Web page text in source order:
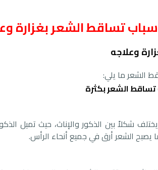
تساقط الشعر بغزارة
وعلاجه
الشعر ما يلي:
شكلاً بين الذكور والإناث، حيث تميل
يصبح الشعر أرق في جميع أنحاء الرأس.